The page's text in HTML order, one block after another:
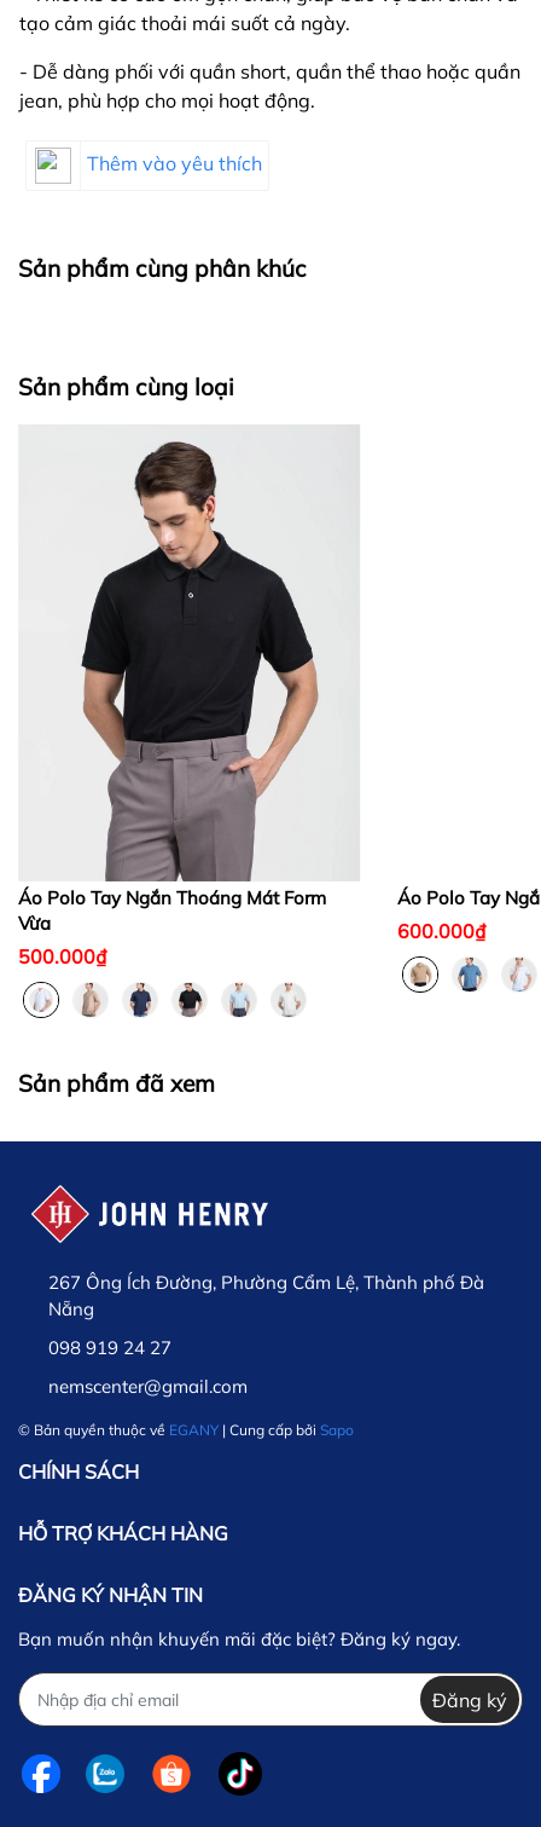
tạo cảm giác thoải mái suốt cả ngày.
- Dễ dàng phối với quần short, quần thể thao hoặc quần
jean, phù hợp cho mọi hoạt động.
Thêm vào yêu thích
Sản phẩm cùng phân khúc
Sản phẩm cùng loại
Áo Polo Tay Ngắn Thoáng Mát Form
Vừa
500.000₫
Áo Polo Tay
600.000₫
Sản phẩm đã xem
267 Ông Ích Đường, Phường Cẩm Lệ, Thành phố Đà
Nẵng
098 919 24 27
nemscenter@gmail.com
© Bản quyền thuộc về EGANY | Cung cấp bởi Sapo
CHÍNH SÁCH
HỖ TRỢ KHÁCH HÀNG
ĐĂNG KÝ NHẬN TIN
Bạn muốn nhận khuyến mãi đặc biệt? Đăng ký ngay.
Đăng ký